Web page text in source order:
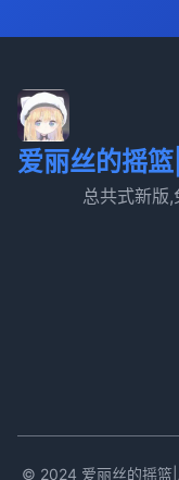
爱丽丝的摇
总共式新版
© 2024 爱丽丝的摇篮